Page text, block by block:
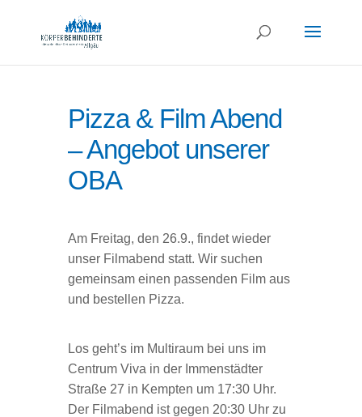
Pizza & Film Abend
– Angebot unserer
OBA
Am Freitag, den 26.9., findet wieder
unser Filmabend statt. Wir suchen
gemeinsam einen passenden Film aus
und bestellen Pizza.
Los geht’s im Multiraum bei uns im
Centrum Viva in der Immenstädter
Straße 27 in Kempten um 17:30 Uhr.
Der Filmabend ist gegen 20:30 Uhr zu